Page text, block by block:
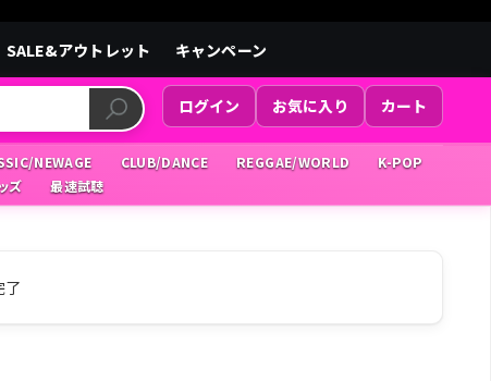
SALE&アウトレット キャンペーン
ログイン お気に入り カート
NEWAGE CLUB/DANCE REGGAE/WORLD
K-POP
ズ 最速試聴
了